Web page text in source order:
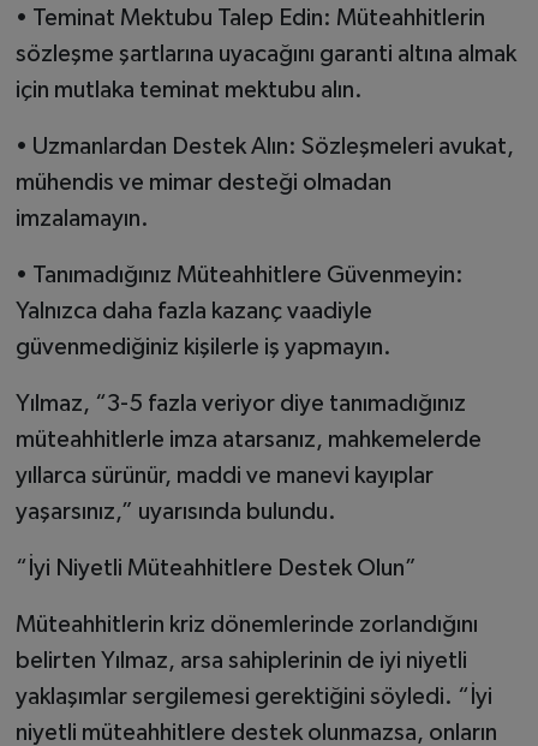
• Teminat Mektubu Talep Edin: Müteahhitlerin
sözleşme şartlarına uyacağını garanti altına almak
için mutlaka teminat mektubu alın.
• Uzmanlardan Destek Alın: Sözleşmeleri avukat,
mühendis ve mimar desteği olmadan
imzalamayın.
• Tanımadığınız Müteahhitlere Güvenmeyin:
Yalnızca daha fazla kazanç vaadiyle
güvenmediğiniz kişilerle iş yapmayın.
Yılmaz, “3-5 fazla veriyor diye tanımadığınız
müteahhitlerle imza atarsanız, mahkemelerde
yıllarca sürünür, maddi ve manevi kayıplar
yaşarsınız,” uyarısında bulundu.
“İyi Niyetli Müteahhitlere Destek Olun”
Müteahhitlerin kriz dönemlerinde zorlandığını
belirten Yılmaz, arsa sahiplerinin de iyi niyetli
yaklaşımlar sergilemesi gerektiğini söyledi. “İyi
niyetli müteahhitlere destek olunmazsa, onların